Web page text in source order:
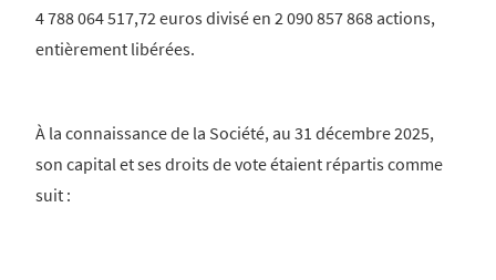
4 788 064 517,72 euros divisé en 2 090 857 868 actions,
entièrement libérées.
À la connaissance de la Société, au 31 décembre 2025,
son capital et ses droits de vote étaient répartis comme
suit :